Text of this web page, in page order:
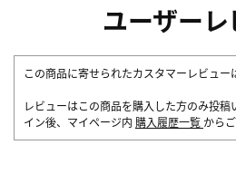
ユーザー
この商品に寄せられたカスタマーレビュー
レビューはこの商品を購入した方のみ投
イン後、マイページ内 購入履歴一覧 から